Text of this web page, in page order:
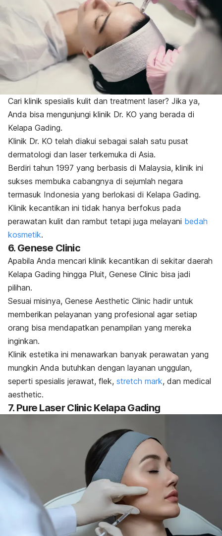
Cari klinik spesialis kulit dan treatment laser? Jika ya,
Anda bisa mengunjungi klinik Dr. KO yang berada di
Kelapa Gading.
Klinik Dr. KO telah diakui sebagai salah satu pusat
dermatologi dan laser terkemuka di Asia.
Berdiri tahun 1997 yang berbasis di Malaysia, klinik ini
sukses membuka cabangnya di sejumlah negara
termasuk Indonesia yang berlokasi di Kelapa Gading.
Klinik kecantikan ini tidak hanya berfokus pada
perawatan kulit dan rambut tetapi juga melayani bedah
kosmetik.
6. Genese Clinic
Apabila Anda mencari klinik kecantikan di sekitar daerah
Kelapa Gading hingga Pluit, Genese Clinic bisa jadi
pilihan.
Sesuai misinya, Genese Aesthetic Clinic hadir untuk
memberikan pelayanan yang profesional agar setiap
orang bisa mendapatkan penampilan yang mereka
inginkan.
Klinik estetika ini menawarkan banyak perawatan yang
mungkin Anda butuhkan dengan layanan unggulan,
seperti spesialis jerawat, flek, stretch mark, dan medical
aesthetic.
7. Pure Laser Clinic Kelapa Gading